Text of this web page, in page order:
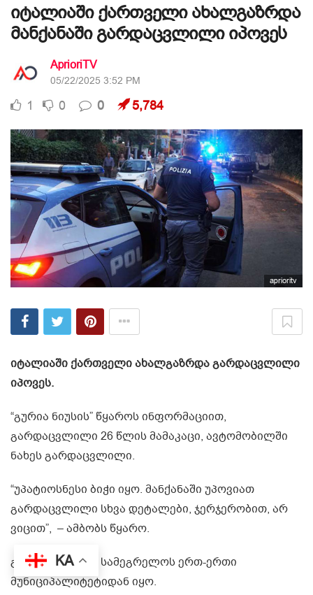
იტალიაში ქართველი ახალგაზრდა
მანქანაში გარდაცვლილი იპოვეს
AprioriTV
05/22/2025 3:52 PM
1 0 0 5,784
aprioritv
იტალიაში ქართველი ახალგაზრდა გარდაცვლილი
იპოვეს.
“გურია ნიუსის” წყაროს ინფორმაციით,
გარდაცვლილი 26 წლის მამაკაცი, ავტომობილში
ნახეს გარდაცვლილი.
“უპატიოსნესი ბიჭი იყო. მანქანაში უპოვიათ
გარდაცვლილი სხვა დეტალები, ჯერჯერობით, არ
ვიცით”, – ამბობს წყარო.
გარდაცვლილი სამეგრელოს ერთ-ერთი
მუნიციპალიტეტიდან იყო.
KA